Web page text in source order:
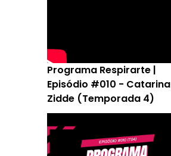
Programa Respirarte |
Episódio #010 - Catarina
Zidde (Temporada 4)